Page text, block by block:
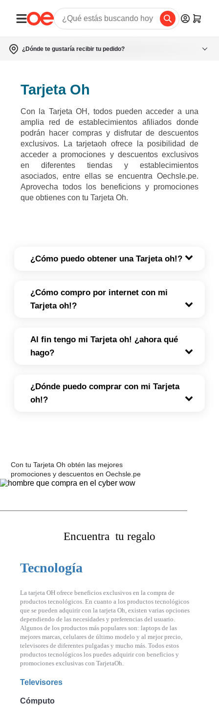
¿Dónde te gustaría recibir tu pedido?
Tarjeta Oh
Con la Tarjeta OH, todos pueden acceder a una
amplia red de establecimientos afiliados donde
podrán hacer compras y disfrutar de descuentos
exclusivos. La tarjetaoh ofrece la posibilidad de
acceder a promociones y descuentos exclusivos
en diferentes tiendas y establecimientos
asociados, entre ellas se encuentra Oechsle.pe.
Aprovecha todos los beneficions y promociones
que obtienes con tu Tarjeta Oh.
¿Cómo puedo obtener una Tarjeta oh!?
¿Cómo compro por internet con mi
Tarjeta oh!?
Al fin tengo mi Tarjeta oh! ¿ahora qué
hago?
¿Dónde puedo comprar con mi Tarjeta
oh!?
Con tu Tarjeta Ohobtén las mejores
promociones y descuentos en Oechsle.pe
Encuentra tu regalo
Tecnología
La tarjeta OH ofrece beneficios exclusivos en la compra de
productos tecnológicos. En cuanto a los productos tecnológicos
que se pueden adquirir con la tarjeta Oh, existen varias opciones
dependiendo de las necesidades y preferencias del usuario.
Algunos de los productos más populares son: laptops de las
mejores marcas, celulares de último modelo y al mejor precio,
televisores de diferentes pulgadas y mucho más. Todos estos
productos tecnológicos los puedes adquirir con beneficios y
promociones exclusivas con TarjetaOh.
Televisores
Cómputo